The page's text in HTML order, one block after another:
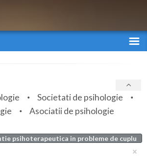
Societati de psihologie
Asociatii de psihologie
psihoterapeutica in probleme de cuplu